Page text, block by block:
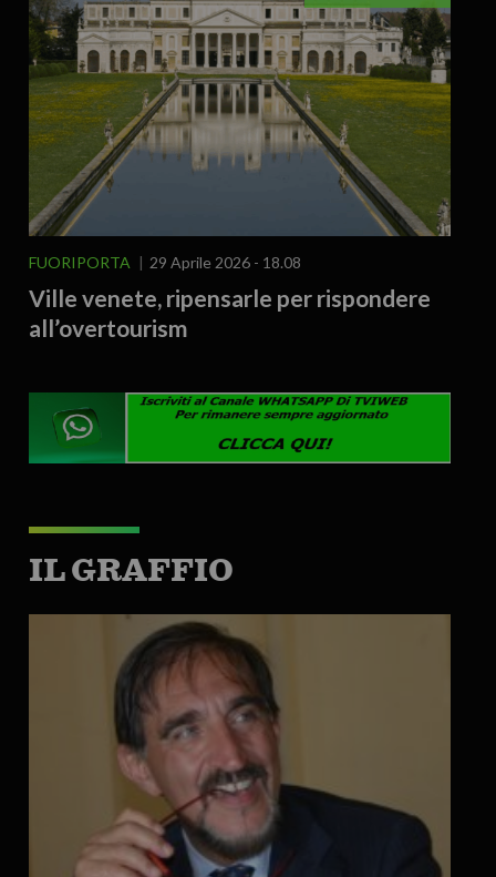
FUORIPORTA 29 Aprile 2026 - 18.08
Ville venete, ripensarle per rispondere
all’overtourism
IL GRAFFIO